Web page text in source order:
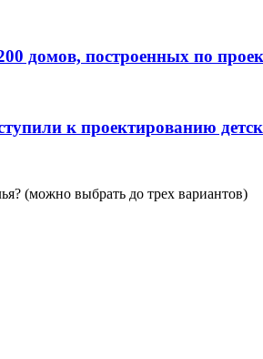
домов, построенных по
к проектированию
(можно выбрать до трех вариантов)